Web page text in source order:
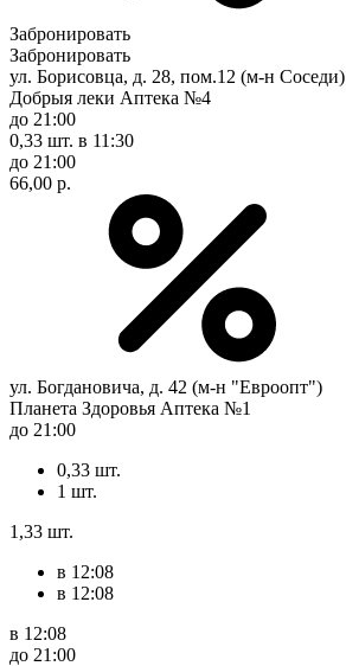
Забронировать
Забронировать
ул. Борисовца, д. 28, пом.12 (м-н Соседи)
Добрыя леки Аптека №4
до 21:00
0,33 шт. в 11:30
до 21:00
66,00 р.
ул. Богдановича, д. 42 (м-н "Евроопт")
Планета Здоровья Аптека №1
до 21:00
0,33 шт.
1 шт.
1,33 шт.
в 12:08
в 12:08
в 12:08
до 21:00